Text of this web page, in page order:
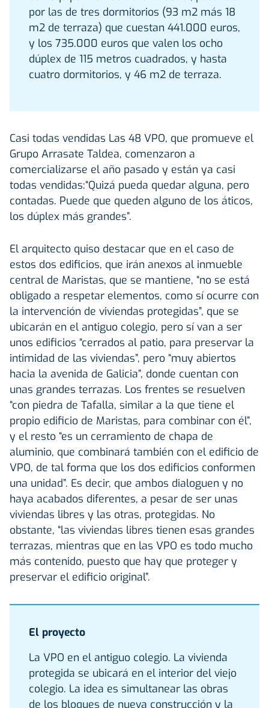
por las de tres dormitorios (93 m2 más 18
m2 de terraza) que cuestan 441.000 euros,
y los 735.000 euros que valen los ocho
dúplex de 115 metros cuadrados, y hasta
cuatro dormitorios, y 46 m2 de terraza.
Casi todas vendidas Las 48 VPO, que promueve el
Grupo Arrasate Taldea, comenzaron a
comercializarse el año pasado y están ya casi
todas vendidas:“Quizá pueda quedar alguna, pero
contadas. Puede que queden alguno de los áticos,
los dúplex más grandes”.
El arquitecto quiso destacar que en el caso de
estos dos edificios, que irán anexos al inmueble
central de Maristas, que se mantiene, “no se está
obligado a respetar elementos, como sí ocurre con
la intervención de viviendas protegidas”, que se
ubicarán en el antiguo colegio, pero sí van a ser
unos edificios “cerrados al patio, para preservar la
intimidad de las viviendas”, pero “muy abiertos
hacia la avenida de Galicia”, donde cuentan con
unas grandes terrazas. Los frentes se resuelven
“con piedra de Tafalla, similar a la que tiene el
propio edificio de Maristas, para combinar con él”,
y el resto “es un cerramiento de chapa de
aluminio, que combinará también con el edificio de
VPO, de tal forma que los dos edificios conformen
una unidad”. Es decir, que ambos dialoguen y no
haya acabados diferentes, a pesar de ser unas
viviendas libres y las otras, protegidas. No
obstante, “las viviendas libres tienen esas grandes
terrazas, mientras que en las VPO es todo mucho
más contenido, puesto que hay que proteger y
preservar el edificio original”.
El proyecto
La VPO en el antiguo colegio. La vivienda
protegida se ubicará en el interior del viejo
colegio. La idea es simultanear las obras
de los bloques de nueva construcción y la